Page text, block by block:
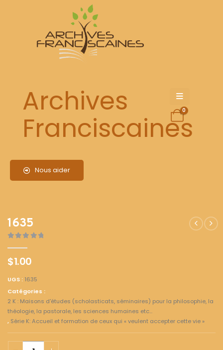
Archives
Franciscaines
Nous aider
0
1635
$1.00
UGS : 1635
Catégories :
2 K : Maisons d'études (scholasticats, séminaires) pour la philosophie, la
théologie, la pastorale, les sciences humaines etc...
, Série K: Accueil et formation de ceux qui « veulent accepter cette vie »